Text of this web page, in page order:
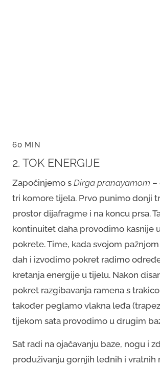
60 MIN
2. TOK ENERGIJE
Započinjemo s Dirga pranayamom –
tri komore tijela. Prvo punimo donji
prostor dijafragme i na koncu prsa.
kontinuitet daha provodimo kasnije
pokrete. Time, kada svojom
dah i izvodimo pokret radimo
kretanja energije u tijelu. Nakon
pokret razgibavanja ramena s
također peglamo vlakna leđa
tijekom sata provodimo u drugim
Sat radi na ojačavanju baze, nogu i
produživanju gornjih leđnih i vratnih